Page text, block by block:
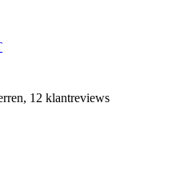
12 klantreviews